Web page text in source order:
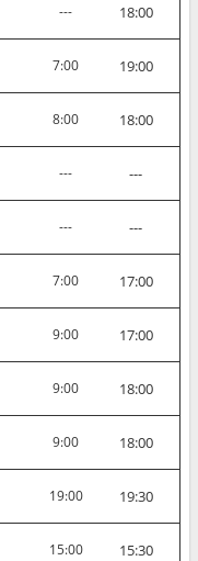
--- 18:00
7:00 19:00
8:00 18:00
--- ---
--- ---
7:00 17:00
9:00 17:00
9:00 18:00
9:00 18:00
19:00 19:30
15:00 15:30